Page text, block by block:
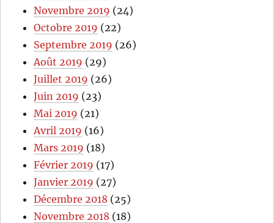
Novembre 2019 (24)
Octobre 2019 (22)
Septembre 2019 (26)
Août 2019 (29)
Juillet 2019 (26)
Juin 2019 (23)
Mai 2019 (21)
Avril 2019 (16)
Mars 2019 (18)
Février 2019 (17)
Janvier 2019 (27)
Décembre 2018 (25)
Novembre 2018 (18)